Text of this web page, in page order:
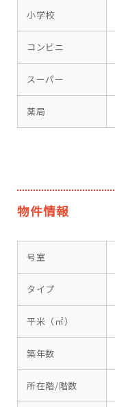
小学校
コンビニ
スーパー
薬局
物件情報
号室
タイプ
平米（㎡）
築年数
所在階/階数